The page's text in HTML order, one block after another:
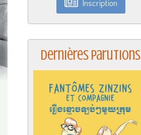
Inscription
Dernières parutions